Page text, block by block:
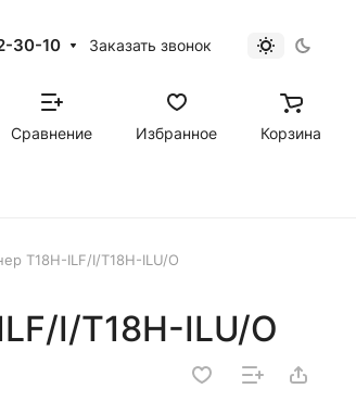
30-10 Заказать звонок
Сравнение Избранное Корзина
T18H-ILF/I/T18H-ILU/O
I/T18H-ILU/O